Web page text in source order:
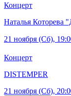
Концерт
Наталья Которева
21 ноября (Сб),
Концерт
DISTEMPER
21 ноября (Сб),